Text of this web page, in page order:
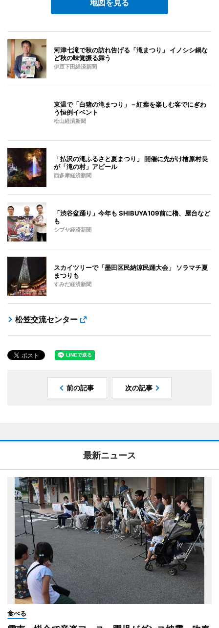
地図を見る
河津七滝で秋の訪れ告げる「滝まつり」 イノシシ鍋な
ど秋の味覚振る舞う
伊豆下田経済新聞
東温で「白猪の滝まつり」－紅葉を楽しむ客でにぎわ
う恒例イベント
松山経済新聞
「払沢の滝ふるさと夏まつり」 開催に先がけ檜原村長
が「滝の村」アピール
西多摩経済新聞
「渋谷盆踊り」今年も SHIBUYA109前に櫓、屋台など
も
シブヤ経済新聞
スカイツリーで「墨田区民納涼民踊大会」 ソラマチ夏
まつりも
すみだ経済新聞
松笠交流センター
前の記事 次の記事
最新ニュース
食べる